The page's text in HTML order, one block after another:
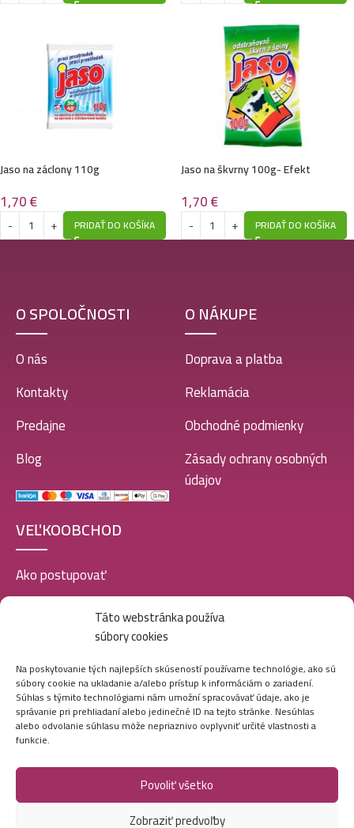
Táto webstránka používa
súbory cookies
Na poskytovanie tých najlepších skúseností používame technológie, ako sú
súbory cookie na ukladanie a/alebo prístup k informáciám o zariadení.
Súhlas s týmito technológiami nám umožní spracovávať údaje, ako je
správanie pri prehliadaní alebo jedinečné ID na tejto stránke. Nesúhlas
alebo odvolanie súhlasu môže nepriaznivo ovplyvniť určité vlastnosti a
funkcie.
Povoliť všetko
Zobraziť predvoľby
Jaso na záclony 110g
1,70€
PRIDAŤ DO KOŠÍKA
Jaso na škvrny 100g- Efekt
1,70€
PRIDAŤ DO KOŠÍKA
O SPOLOČNOSTI
O nás
Kontakty
Predajne
Blog
O NÁKUPE
Doprava a platba
Reklamácia
Obchodné podmienky
Zásady ochrany osobných
údajov
VEĽKOOBCHOD
Ako postupovať
Doprava a platba
Veľkoobchod
SOCIÁLNE SIETE